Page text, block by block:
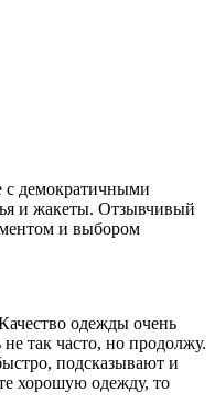
демократичными
и жакеты. Отзывчивый
и выбором
одежды очень
не так часто, но продолжу.
подсказывают и
хорошую одежду, то